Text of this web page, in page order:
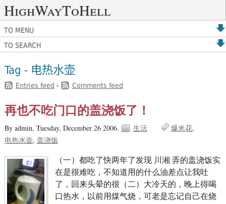
HighWayToHell
TO MENU
TO SEARCH
Tag - 电热水壶
Entries feed - Comments feed
再也不吃门口的盖浇饭了！
By admin, Tuesday, December 26 2006. 生活
爆米花
电热水壶 盖浇饭
（一）都吃了快两年了发现 川湘 弄的盖浇饭实
在是很难吃，不知道用的什么油差点让我吐
了，回来头晕的很（二）大冷天的，晚上得喝
口热水，以前用煤气烧，可老是忘记自己在烧